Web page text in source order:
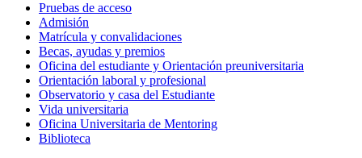
Pruebas de acceso
Admisión
Matrícula y convalidaciones
Becas, ayudas y premios
Oficina del estudiante y Orientación preuniversitaria
Orientación laboral y profesional
Observatorio y casa del Estudiante
Vida universitaria
Oficina Universitaria de Mentoring
Biblioteca